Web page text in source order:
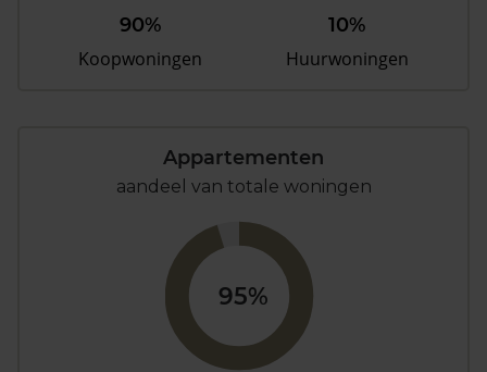
90%
Koopwoningen
10%
Huurwoningen
Appartementen
aandeel van totale woningen
95%